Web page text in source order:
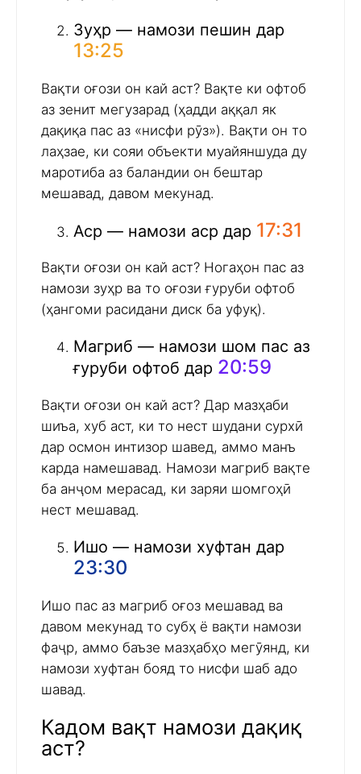
Зуҳр — намози пешин дар
13:25
Вақти оғози он кай аст? Вақте ки офтоб
аз зенит мегузарад (ҳадди аққал як
дақиқа пас аз «нисфи рӯз»). Вақти он то
лаҳзае, ки сояи объекти муайяншуда ду
маротиба аз баландии он бештар
мешавад, давом мекунад.
Аср — намози аср дар 17:31
Вақти оғози он кай аст? Ногаҳон пас аз
намози зуҳр ва то оғози ғуруби офтоб
(ҳангоми расидани диск ба уфуқ).
Магриб — намози шом пас аз
ғуруби офтоб дар 20:59
Вақти оғози он кай аст? Дар мазҳаби
шиъа, хуб аст, ки то нест шудани сурхӣ
дар осмон интизор шавед, аммо манъ
карда намешавад. Намози магриб вақте
ба анҷом мерасад, ки заряи шомгоҳӣ
нест мешавад.
Ишо — намози хуфтан дар
23:30
Ишо пас аз магриб оғоз мешавад ва
давом мекунад то субҳ ё вақти намози
фаҷр, аммо баъзе мазҳабҳо мегӯянд, ки
намози хуфтан бояд то нисфи шаб адо
шавад.
Кадом вақт намози дақиқ
аст?